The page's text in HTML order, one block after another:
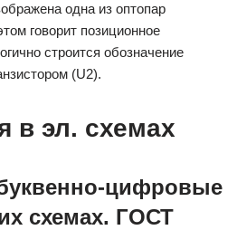
одна из оптопар
говорит позиционное
строится обозначение
(U2).
в эл. схемах
цифровые
схемах. ГОСТ